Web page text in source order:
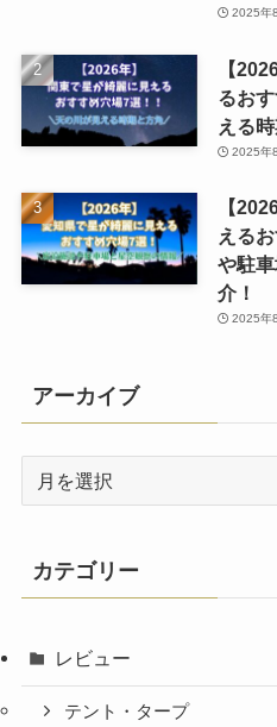
2025年
【
るお
える
2025年
【
える
や駐
介！
2025年
アーカイブ
ブ
カテゴリー
レビュー
テント・タープ